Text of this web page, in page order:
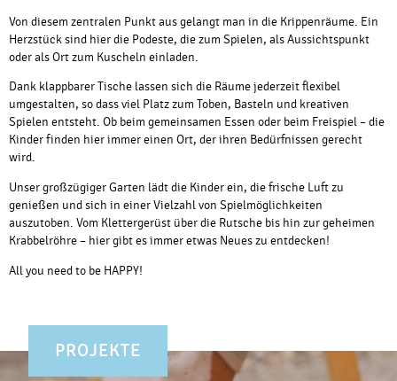
Von diesem zentralen Punkt aus gelangt man in die Krippenräume. Ein
Herzstück sind hier die Podeste, die zum Spielen, als Aussichtspunkt
oder als Ort zum Kuscheln einladen.
Dank klappbarer Tische lassen sich die Räume jederzeit flexibel
umgestalten, so dass viel Platz zum Toben, Basteln und kreativen
Spielen entsteht. Ob beim gemeinsamen Essen oder beim Freispiel – die
Kinder finden hier immer einen Ort, der ihren Bedürfnissen gerecht
wird.
Unser großzügiger Garten lädt die Kinder ein, die frische Luft zu
genießen und sich in einer Vielzahl von Spielmöglichkeiten
auszutoben. Vom Klettergerüst über die Rutsche bis hin zur geheimen
Krabbelröhre – hier gibt es immer etwas Neues zu entdecken!
All you need to be HAPPY!